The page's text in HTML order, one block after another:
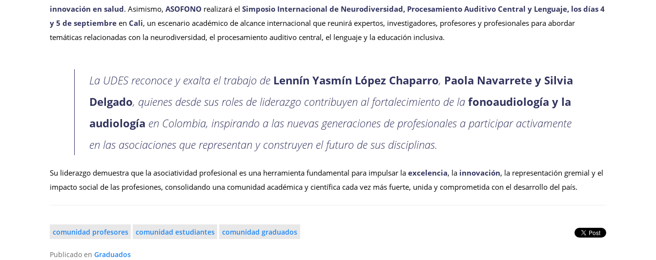
innovación en salud. Asimismo, ASOFONO realizará el Simposio Internacional de Neurodiversidad, Procesamiento Auditivo Central y Lenguaje, los días 4
y 5 de septiembre en Cali, un escenario académico de alcance internacional que reunirá expertos, investigadores, profesores y profesionales para abordar
temáticas relacionadas con la neurodiversidad, el procesamiento auditivo central, el lenguaje y la educación inclusiva.
La UDES reconoce y exalta el trabajo de Lennín Yasmín López Chaparro, Paola Navarrete y Silvia
Delgado, quienes desde sus roles de liderazgo contribuyen al fortalecimiento de la fonoaudiología y la
audiología en Colombia, inspirando a las nuevas generaciones de profesionales a participar activamente
en las asociaciones que representan y construyen el futuro de sus disciplinas.
Su liderazgo demuestra que la asociatividad profesional es una herramienta fundamental para impulsar la excelencia, la innovación, la representación gremial y el
impacto social de las profesiones, consolidando una comunidad académica y científica cada vez más fuerte, unida y comprometida con el desarrollo del país.
comunidad profesores comunidad estudiantes comunidad graduados
Publicado en Graduados